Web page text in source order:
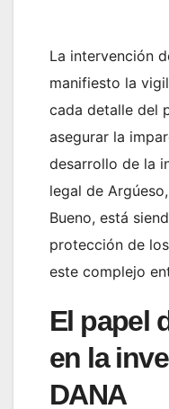
La intervención
manifiesto la
cada detalle del
asegurar la
desarrollo de la
legal de
Bueno, está
protección de
este complejo
El papel
en la
DANA